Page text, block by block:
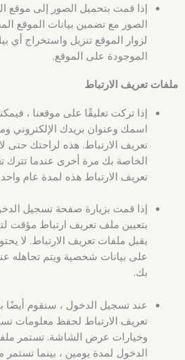
إذا قمت بتحميل الصور إلى موقع
لزوار الموقع تنزيل واستخراج أي
الموجودة على الموقع.
ملفات تعريف الارتباط
إذا تركت تعليقًا على موقعنا ،
اسمك وعنوان بريدك الإلكتروني
تعريف الارتباط. هذه لراحتك حتى
الخاصة بك مرة أخرى عندما تترك
تعريف الارتباط هذه لمدة عام واحد.
إذا قمت بزيارة صفحة تسجيل
بتعيين ملف تعريف ارتباط مؤقت
يقبل ملفات تعريف الارتباط. لا
على بيانات شخصية ويتم تجاهله
بك.
عند تسجيل الدخول ، سنقوم أيضًا
تعريف الارتباط لحفظ معلومات
وخيارات عرض الشاشة. تستمر
الدخول لمدة يومين ، بينما